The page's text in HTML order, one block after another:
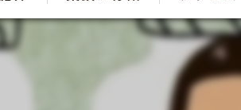
港北マッサ
楽鎮トレッ